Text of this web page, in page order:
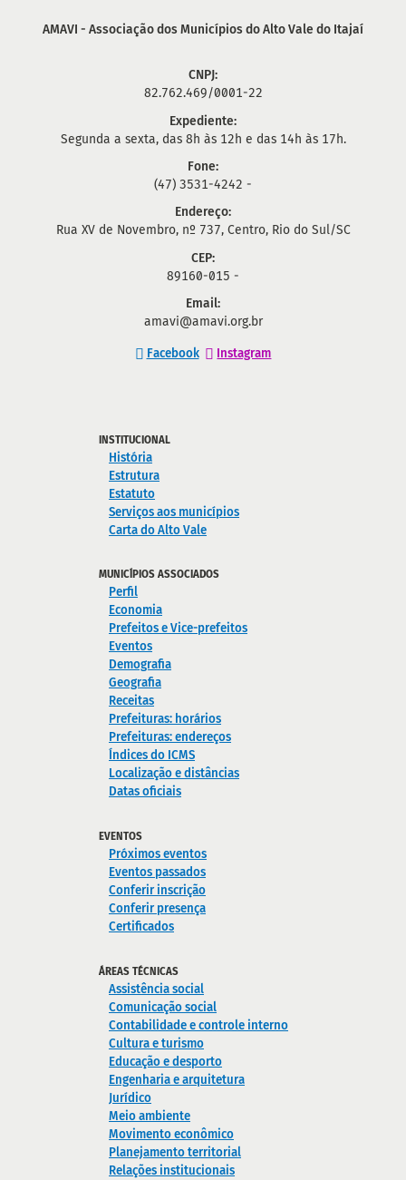
AMAVI - Associação dos Municípios do Alto Vale do Itajaí
CNPJ:
82.762.469/0001-22
Expediente:
Segunda a sexta, das 8h às 12h e das 14h às 17h.
Fone:
(47) 3531-4242 -
Endereço:
Rua XV de Novembro, nº 737, Centro, Rio do Sul/SC
CEP:
89160-015 -
Email:
amavi@amavi.org.br
Facebook Instagram
INSTITUCIONAL
História
Estrutura
Estatuto
Serviços aos municípios
Carta do Alto Vale
MUNICÍPIOS ASSOCIADOS
Perfil
Economia
Prefeitos e Vice-prefeitos
Eventos
Demografia
Geografia
Receitas
Prefeituras: horários
Prefeituras: endereços
Índices do ICMS
Localização e distâncias
Datas oficiais
EVENTOS
Próximos eventos
Eventos passados
Conferir inscrição
Conferir presença
Certificados
ÁREAS TÉCNICAS
Assistência social
Comunicação social
Contabilidade e controle interno
Cultura e turismo
Educação e desporto
Engenharia e arquitetura
Jurídico
Meio ambiente
Movimento econômico
Planejamento territorial
Relações institucionais